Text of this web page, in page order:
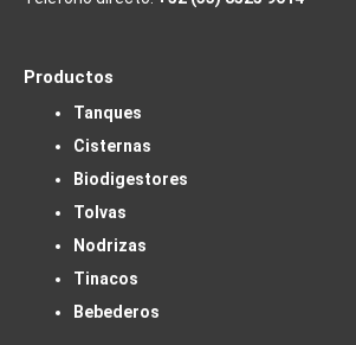
Productos
Tanques
Cisternas
Biodigestores
Tolvas
Nodrizas
Tinacos
Bebederos